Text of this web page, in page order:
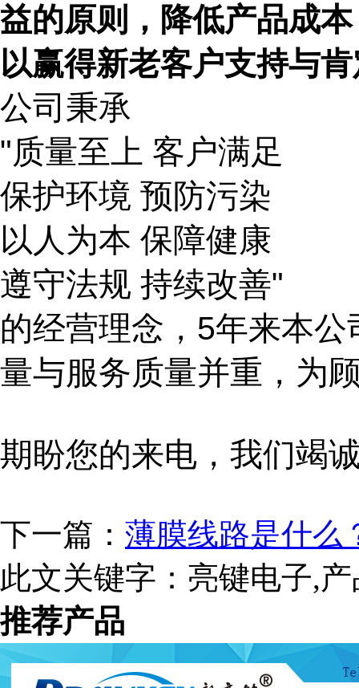
益的原则，降低产品成
以赢得新老客户支持与
公司秉承
"质量至上 客户满足
保护环境 预防污染
以人为本 保障健康
遵守法规 持续改善"
的经营理念，5年来本公
量与服务质量并重，为
期盼您的来电，我们竭
下一篇： 薄膜线路是什么
此文关键字： 亮键电子,
推荐产品